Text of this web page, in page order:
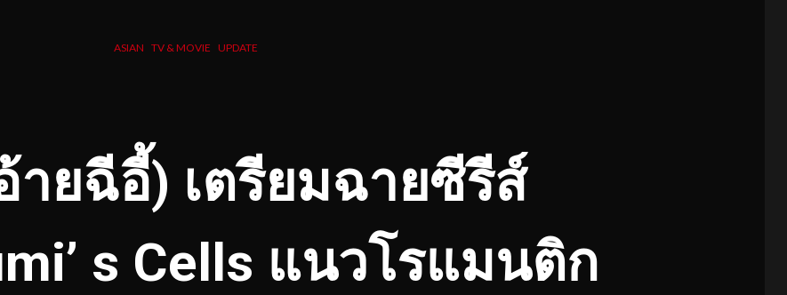
ASIAN TV & MOVIE UPDATE
ายฉีอี้) เตรียมฉายซีรีส์
s Cells แนวโรแมนติก